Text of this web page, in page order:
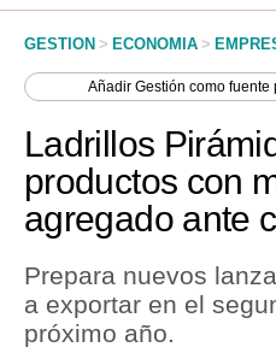
Management & Empleo
Perú
Política
Finanzas Personales
GESTION > ECONOMIA >
AñadirGestión como fuente
Ladrillos
productos con
agregado ante
Prepara nuevos
a exportar en el
próximo año.